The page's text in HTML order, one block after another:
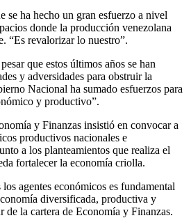
se ha hecho un gran esfuerzo a nivel
donde la producción venezolana
“Es revalorizar lo nuestro”.
que estos últimos años se han
y adversidades para obstruir la
Nacional ha sumado esfuerzos para
y productivo”.
y Finanzas insistió en convocar a
productivos nacionales e
a los planteamientos que realiza el
fortalecer la economía criolla.
agentes económicos es fundamental
diversificada, productiva y
de la cartera de Economía y Finanzas.